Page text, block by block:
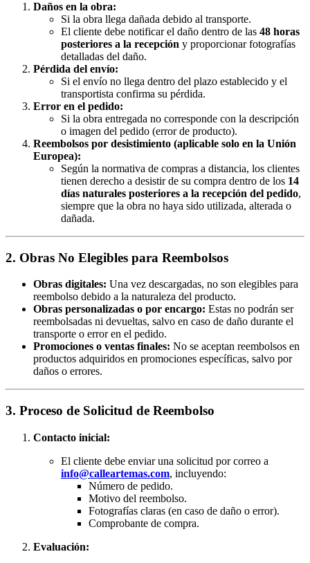
Daños en la obra:
Si la obra llega dañada debido al transporte.
El cliente debe notificar el daño dentro de las 48 horas
posteriores a la recepción y proporcionar fotografías
detalladas del daño.
Pérdida del envío:
Si el envío no llega dentro del plazo establecido y el
transportista confirma su pérdida.
Error en el pedido:
Si la obra entregada no corresponde con la descripción
o imagen del pedido (error de producto).
Reembolsos por desistimiento (aplicable solo en la Unión
Europea):
Según la normativa de compras a distancia, los clientes
tienen derecho a desistir de su compra dentro de los 14
días naturales posteriores a la recepción del pedido,
siempre que la obra no haya sido utilizada, alterada o
dañada.
2. Obras No Elegibles para Reembolsos
Obras digitales: Una vez descargadas, no son elegibles para
reembolso debido a la naturaleza del producto.
Obras personalizadas o por encargo: Estas no podrán ser
reembolsadas ni devueltas, salvo en caso de daño durante el
transporte o error en el pedido.
Promociones o ventas finales: No se aceptan reembolsos en
productos adquiridos en promociones específicas, salvo por
daños o errores.
3. Proceso de Solicitud de Reembolso
Contacto inicial:
El cliente debe enviar una solicitud por correo a
info@calleartemas.com, incluyendo:
Número de pedido.
Motivo del reembolso.
Fotografías claras (en caso de daño o error).
Comprobante de compra.
Evaluación: